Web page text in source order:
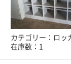
カテゴリー：ロッ
在庫数：1